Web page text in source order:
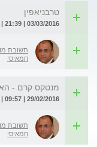
טרבניאפין
03/03/2016 | 21:39 | מאת: תמר
תשובת
חמאיסי
מנטקס קרם -
29/02/2016 | 09:57 | מאת: מיכל
תשובת
חמאיסי